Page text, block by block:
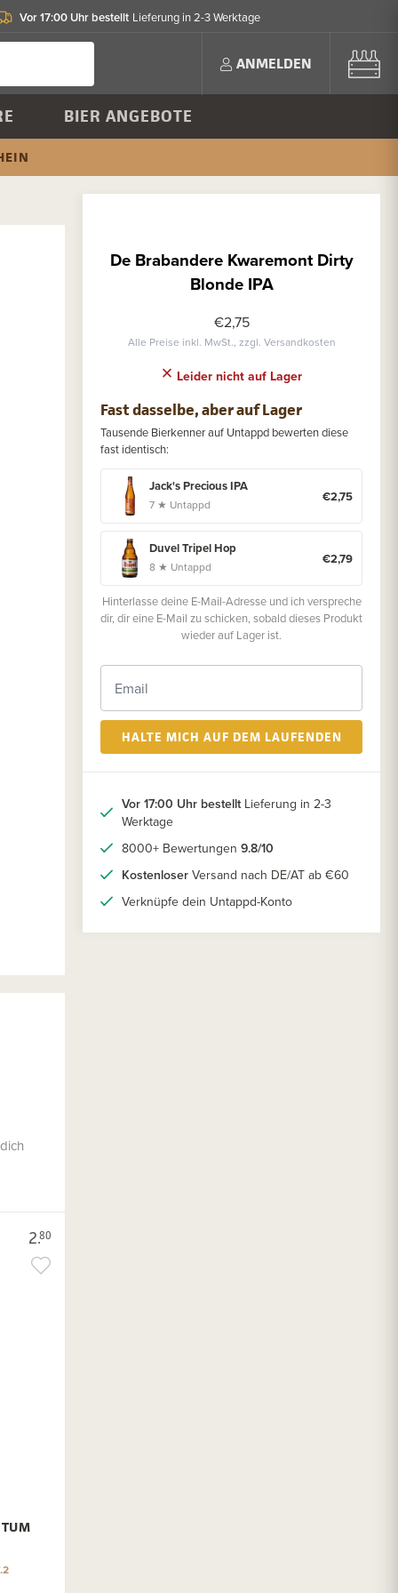
Vor 17:00 Uhr bestellt Lieferung in 2-3 Werktage
ANMELDEN
BIER ANGEBOTE
De Brabandere Kwaremont Dirty
Blonde IPA
€2,75
Alle Preise inkl. MwSt., zzgl. Versandkosten
Leider nicht auf Lager
Fast dasselbe, aber auf Lager
Tausende Bierkenner auf Untappd bewerten diese
fast identisch:
Jack's Precious IPA
7 ★ Untappd €2,75
Duvel Tripel Hop
8 ★ Untappd €2,79
Hinterlasse deine E-Mail-Adresse und ich verspreche
dir, dir eine E-Mail zu schicken, sobald dieses Produkt
wieder auf Lager ist.
HALTE MICH AUF DEM LAUFENDEN
Vor 17:00 Uhr bestelltLieferung in 2-3
Werktage
8000+ Bewertungen 9.8/10
Kostenloser Versand nach DE/AT ab €60
Verknüpfe dein Untappd-Konto
2.80